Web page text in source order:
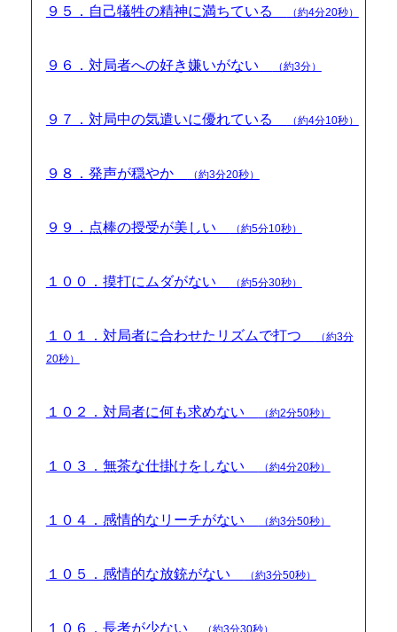
９５．自己犠牲の精神に満ちている （約4分20秒）
９６．対局者への好き嫌いがない （約3分）
９７．対局中の気遣いに優れている （約4分10秒）
９８．発声が穏やか （約3分20秒）
９９．点棒の授受が美しい （約5分10秒）
１００．摸打にムダがない （約5分30秒）
１０１．対局者に合わせたリズムで打つ
（約3分
20秒）
１０２．対局者に何も求めない （約2分50秒）
１０３．無茶な仕掛けをしない （約4分20秒）
１０４．感情的なリーチがない （約3分50秒）
１０５．感情的な放銃がない （約3分50秒）
１０６．長考が少ない （約3分30秒）